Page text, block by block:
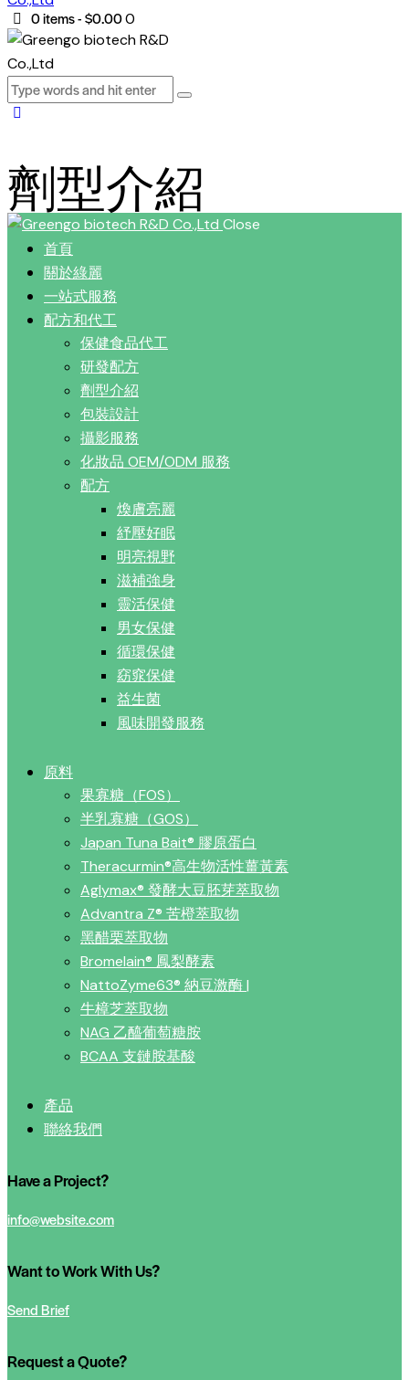
0 items- $0.000
劑型介紹
Close
首頁
關於綠麗
一站式服務
配方和代工
保健食品代工
研發配方
劑型介紹
包裝設計
攝影服務
化妝品 OEM/ODM 服務
配方
煥膚亮麗
紓壓好眠
明亮視野
滋補強身
靈活保健
男女保健
循環保健
窈窕保健
益生菌
風味開發服務
原料
果寡糖（FOS）
半乳寡糖（GOS）
Japan Tuna Bait® 膠原蛋白
Theracurmin®高生物活性薑黃素
Aglymax® 發酵大豆胚芽萃取物
Advantra Z® 苦橙萃取物
黑醋栗萃取物
Bromelain® 鳳梨酵素
NattoZyme63® 納豆激酶 |
牛樟芝萃取物
NAG 乙醯葡萄糖胺
BCAA 支鏈胺基酸
產品
聯絡我們
Have a Project?
info@website.com
Want to Work With Us?
Send Brief
Request a Quote?